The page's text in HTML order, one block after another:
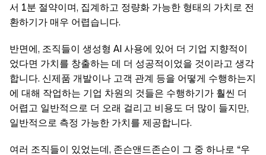
서 1분 절약이며, 집계하고 정량화 가능한 형태의 가치로 전
환하기가 매우 어렵습니다.
반면에, 조직들이 생성형 AI 사용에 있어 더 기업 지향적이
었다면 가치를 창출하는 데 더 성공적이었을 것이라고 생각
합니다. 신제품 개발이나 고객 관계 등을 어떻게 수행하는지
에 대해 작업하는 기업 차원의 것들은 수행하기가 훨씬 더
어렵고 일반적으로 더 오래 걸리고 비용도 더 많이 들지만,
일반적으로 측정 가능한 가치를 제공합니다.
여러 조직들이 있었는데, 존슨앤드존슨이 그 중 하나로 “우